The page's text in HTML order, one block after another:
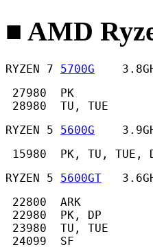
■ AMD
RYZEN 7 5700G
27980  PK
28980  TU, TUE
RYZEN 5 5600G
15980  PK, TU, TUE,
RYZEN 5 5600GT
22800  ARK
22980  PK, DP
23980  TU, TUE
24099  SF